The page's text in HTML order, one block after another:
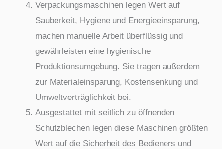
Verpackungsmaschinen legen Wert auf
Sauberkeit, Hygiene und Energieeinsparung,
machen manuelle Arbeit überflüssig und
gewährleisten eine hygienische
Produktionsumgebung. Sie tragen außerdem
zur Materialeinsparung, Kostensenkung und
Umweltverträglichkeit bei.
Ausgestattet mit seitlich zu öffnenden
Schutzblechen legen diese Maschinen größten
Wert auf die Sicherheit des Bedieners und